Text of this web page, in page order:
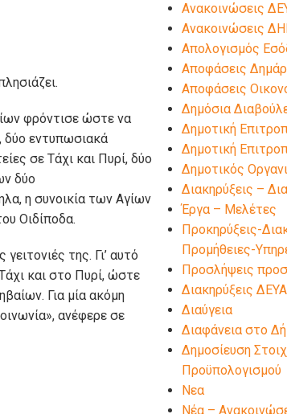
φρόντισε ώστε να
δύο εντυπωσιακά
σε Τάχι και Πυρί, δύο
δύο
η συνοικία των Αγίων
Οιδίποδα.
της. Γι’ αυτό
και στο Πυρί, ώστε
Για μία ακόμη
ανέφερε σε
Ανακοινώσεις
Ανακοινώσεις
Απολογισμός
Αποφάσεις
Αποφάσεις
Δημόσια
Δημοτική
Δημοτική
Δημοτικός
Διακηρύξεις –
Έργα – Μελέτες
Προκηρύξεις-
Προμήθειες-
Προσλήψεις
Διακηρύξεις
Διαύγεια
Διαφάνεια στο
Δημοσίευση
Προϋπολογισμού
Νεα
Νέα –